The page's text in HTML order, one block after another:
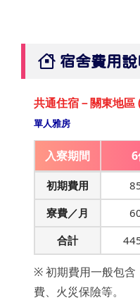
宿舍費用說
共通住宿－關東地
單人雅房
入寮期間 6
初期費用
寮費／月
合計
※ 初期費用一般包含
費、火災保險等。